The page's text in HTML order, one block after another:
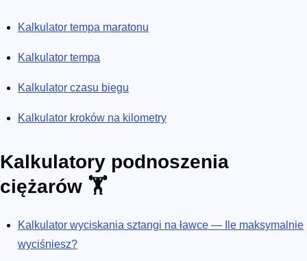
Kalkulator tempa maratonu
Kalkulator tempa
Kalkulator czasu biegu
Kalkulator kroków na kilometry
Kalkulatory podnoszenia
ciężarów 🏋️
Kalkulator wyciskania sztangi na ławce — Ile maksymalnie
wyciśniesz?